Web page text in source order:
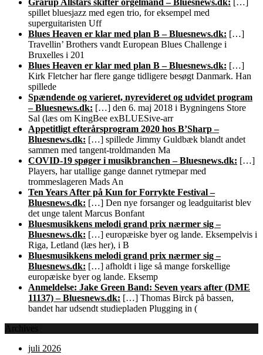
spillet bluesjazz med egen trio, for eksempel med
superguitaristen Uff
Blues Heaven er klar med plan B – Bluesnews.dk: […]
Travellin’ Brothers vandt European Blues Challenge i
Bruxelles i 201
Blues Heaven er klar med plan B – Bluesnews.dk: […]
Kirk Fletcher har flere gange tidligere besøgt Danmark. Han
spillede
Spændende og varieret, nyrevideret og udvidet program
– Bluesnews.dk: […] den 6. maj 2018 i Bygningens Store
Sal (læs om KingBee exBLUESive-arr
Appetitligt efterårsprogram 2020 hos B’Sharp –
Bluesnews.dk: […] spillede Jimmy Guldbæk blandt andet
sammen med tangent-troldmanden Ma
COVID-19 spøger i musikbranchen – Bluesnews.dk: […]
Players, har utallige gange dannet rytmepar med
trommeslageren Mads An
Ten Years After på Kun for Forrykte Festival –
Bluesnews.dk: […] Den nye forsanger og leadguitarist blev
det unge talent Marcus Bonfant
Bluesmusikkens melodi grand prix nærmer sig –
Bluesnews.dk: […] europæiske byer og lande. Eksempelvis i
Riga, Letland (læs her), i B
Bluesmusikkens melodi grand prix nærmer sig –
Bluesnews.dk: […] afholdt i lige så mange forskellige
europæiske byer og lande. Eksemp
Anmeldelse: Jake Green Band: Seven years after (DME
11137) – Bluesnews.dk: […] Thomas Birck på bassen,
bandet har udsendt studiepladen Plugging in (
Archives
juli 2026